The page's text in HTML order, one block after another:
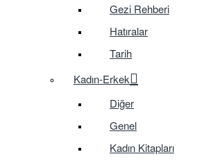
Gezi Rehberi
Hatıralar
Tarih
Kadın-Erkek
Diğer
Genel
Kadın Kitapları